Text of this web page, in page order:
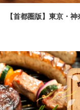
【首都圏版】東京・